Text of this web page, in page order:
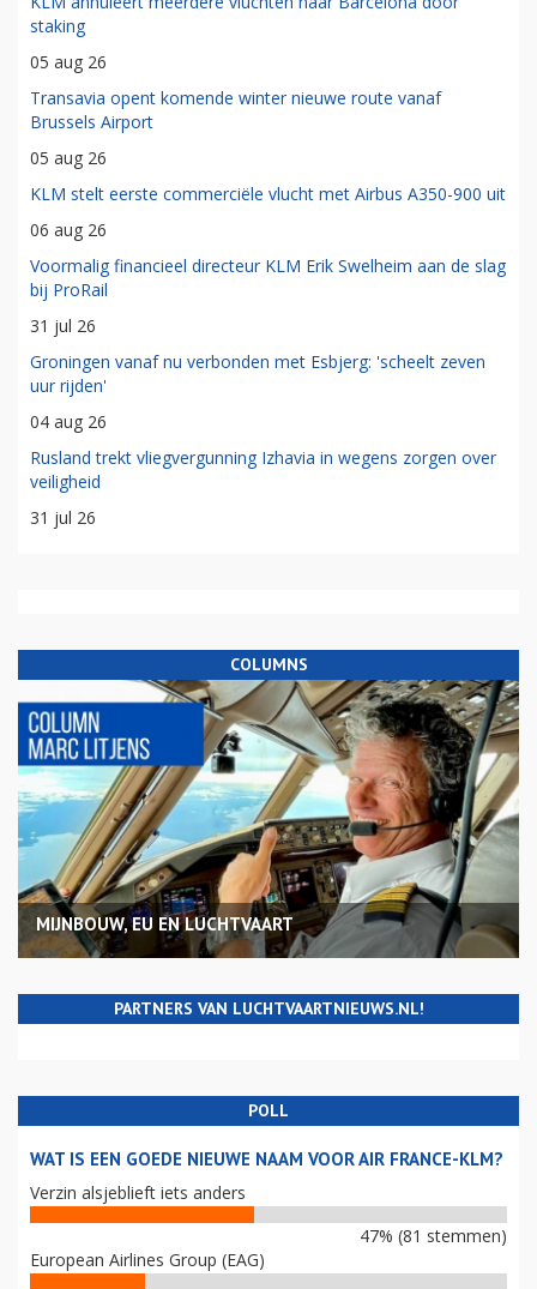
staking
05 aug 26
Transavia opent komende winter nieuwe route vanaf
Brussels Airport
05 aug 26
KLM stelt eerste commerciële vlucht met Airbus A350-900 uit
06 aug 26
Voormalig financieel directeur KLM Erik Swelheim aan de slag
bij ProRail
31 jul 26
Groningen vanaf nu verbonden met Esbjerg: 'scheelt zeven
uur rijden'
04 aug 26
Rusland trekt vliegvergunning Izhavia in wegens zorgen over
veiligheid
31 jul 26
COLUMNS
MIJNBOUW, EU EN LUCHTVAART
PARTNERS VAN LUCHTVAARTNIEUWS.NL!
POLL
WAT IS EEN GOEDE NIEUWE NAAM VOOR AIR FRANCE-KLM?
Verzin alsjeblieft iets anders
47% (81 stemmen)
European Airlines Group (EAG)